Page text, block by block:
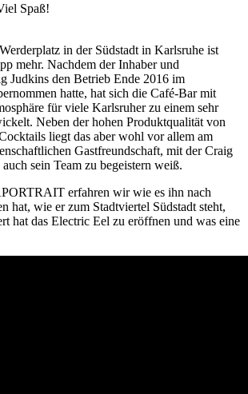
Spaß!
in der Südstadt in Karlsruhe ist
mehr. Nachdem der Inhaber und
Judkins den Betrieb Ende 2016 im
hatte, hat sich die Café-Bar mit
für viele Karlsruher zu einem sehr
Neben der hohen Produktqualität von
liegt das aber wohl vor allem am
Gastfreundschaft, mit der Craig
sein Team zu begeistern weiß.
erfahren wir wie es ihn nach
hat, wie er zum Stadtviertel Südstadt steht,
hat das Electric Eel zu eröffnen und was eine